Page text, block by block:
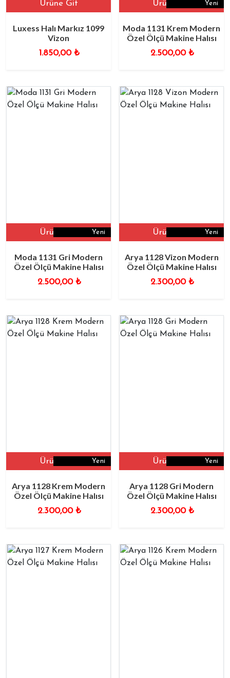
Ürüne Git
Luxess Halı Markız 1099
Vizon
1.850,00 ₺
Yeni
Ürüne Git
Moda 1131 Krem Modern
Özel Ölçü Makine Halısı
2.500,00 ₺
Yeni
Ürüne Git
Moda 1131 Gri Modern
Özel Ölçü Makine Halısı
2.500,00 ₺
Yeni
Ürüne Git
Arya 1128 Vizon Modern
Özel Ölçü Makine Halısı
2.300,00 ₺
Yeni
Ürüne Git
Arya 1128 Krem Modern
Özel Ölçü Makine Halısı
2.300,00 ₺
Yeni
Ürüne Git
Arya 1128 Gri Modern
Özel Ölçü Makine Halısı
2.300,00 ₺